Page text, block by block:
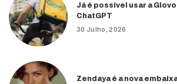
Já é possível usar a
ChatGPT
30 Julho, 2026
Zendaya é a nova